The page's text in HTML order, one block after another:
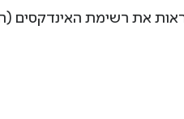
את רשימת האינדקסים